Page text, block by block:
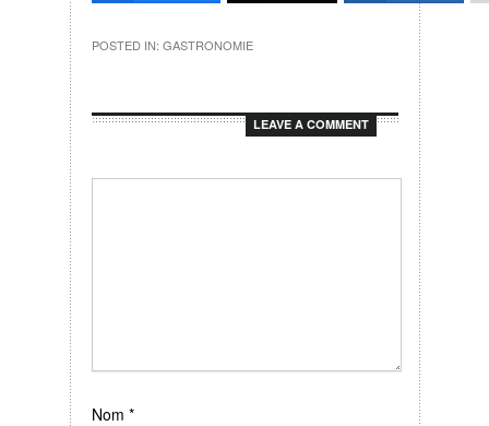
POSTED IN: GASTRONOMIE
LEAVE A COMMENT
Nom *